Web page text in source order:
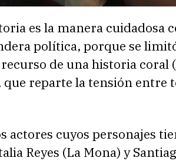
es la manera cuidadosa
política, porque se
de una historia coral
reparte la tensión entre
actores cuyos personajes
Reyes (La Mona) y